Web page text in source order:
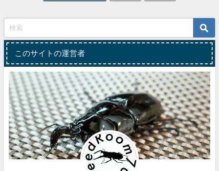
このサイトの運営者